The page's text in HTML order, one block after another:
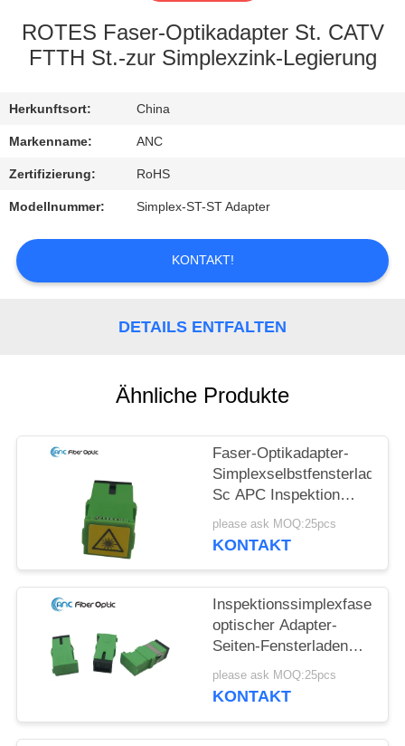
QUALITÄTSKONTROLLE
TRETEN
SIE
MIT
UNS
VERBINDUNG
NACHRICHTEN
NEWS
ROTES Faser-Optikadapter St. CATV
FTTH St.-zur Simplexzink-Legierung
Herkunftsort: China
Markenname: ANC
Zertifizierung: RoHS
Modellnummer: Simplex-ST-ST Adapter
KONTAKT!
DETAILS ENTFALTEN
Ähnliche Produkte
Faser-Optikadapter-
Simplexselbstfensterladen
Sc APC Inspektion
Flangeless Adapter
please ask MOQ:25pcs
KONTAKT
Inspektionssimplexfaser-
optischer Adapter-
Seiten-Fensterladen
Sc-APC ohne Flansch
please ask MOQ:25pcs
KONTAKT